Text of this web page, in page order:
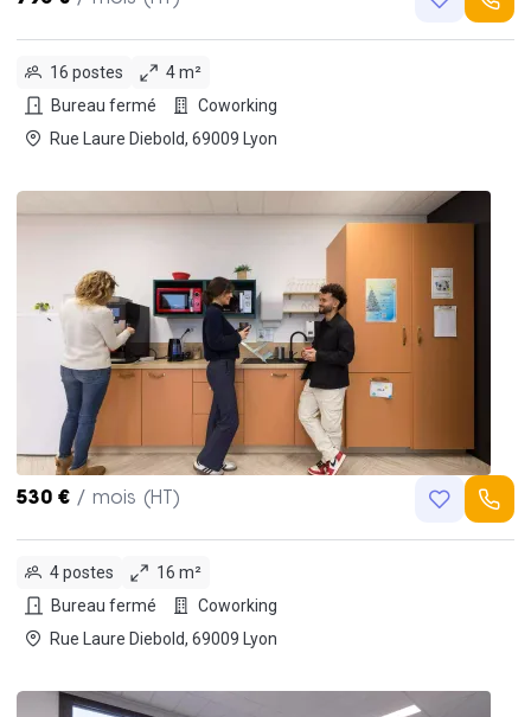
16 postes
4 m²
Bureau fermé
Coworking
Rue Laure Diebold, 69009 Lyon
530 € / mois (HT)
4 postes
16 m²
Bureau fermé
Coworking
Rue Laure Diebold, 69009 Lyon